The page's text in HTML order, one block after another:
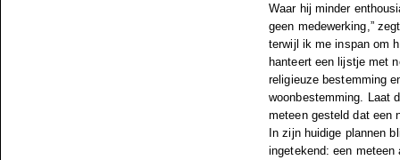
Waar hij minder
geen medewerking,”
terwijl ik me inspan om
hanteert een lijstje met
religieuze bestemming
woonbestemming. Laat
meteen gesteld dat een
In zijn huidige plannen
ingetekend: een meteen